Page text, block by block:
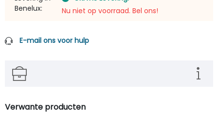
Benelux:
Nu niet op voorraad. Bel ons!
E-mail ons voor hulp
Verwante producten